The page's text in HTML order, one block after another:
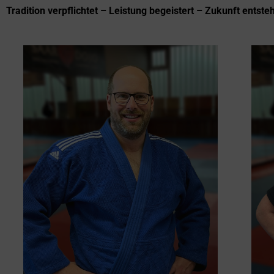
Tradition verpflichtet – Leistung begeistert – Zukunft